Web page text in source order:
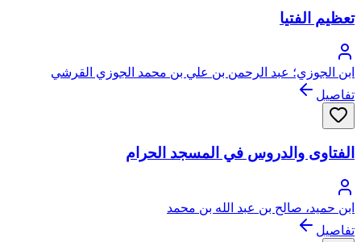
تعظيم الفتيا
ابن الجوزي؛ عبد الرحمن بن علي بن محمد الجوزي القرشي
البغدادي، أبو الفرج
تفاصيل
الفتاوى والدروس في المسجد الحرام
ابن حميد، صالح بن عبد الله بن محمد
تفاصيل